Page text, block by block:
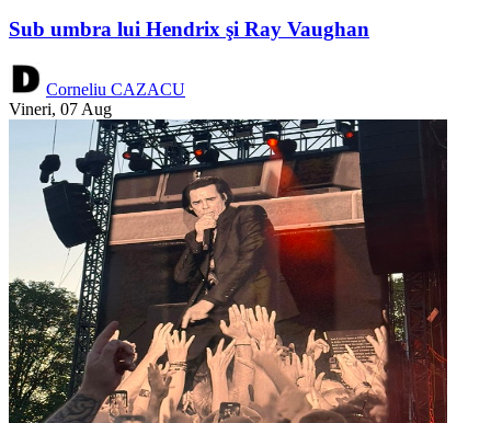
Sub umbra lui Hendrix şi Ray Vaughan
Corneliu CAZACU
Vineri, 07 Aug